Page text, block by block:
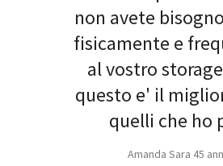
non avete
fisicamente e
al vostro
questo e' il
quelli che ho
Amanda Sara 45